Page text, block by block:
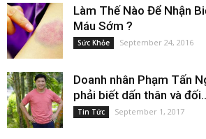
Làm Thế Nào Để Nhận
Máu Sớm ?
Sức Khỏe September 24, 2016
Doanh nhân Phạm Tấn
phải biết dấn thân và
Tin Tức September 1, 2017